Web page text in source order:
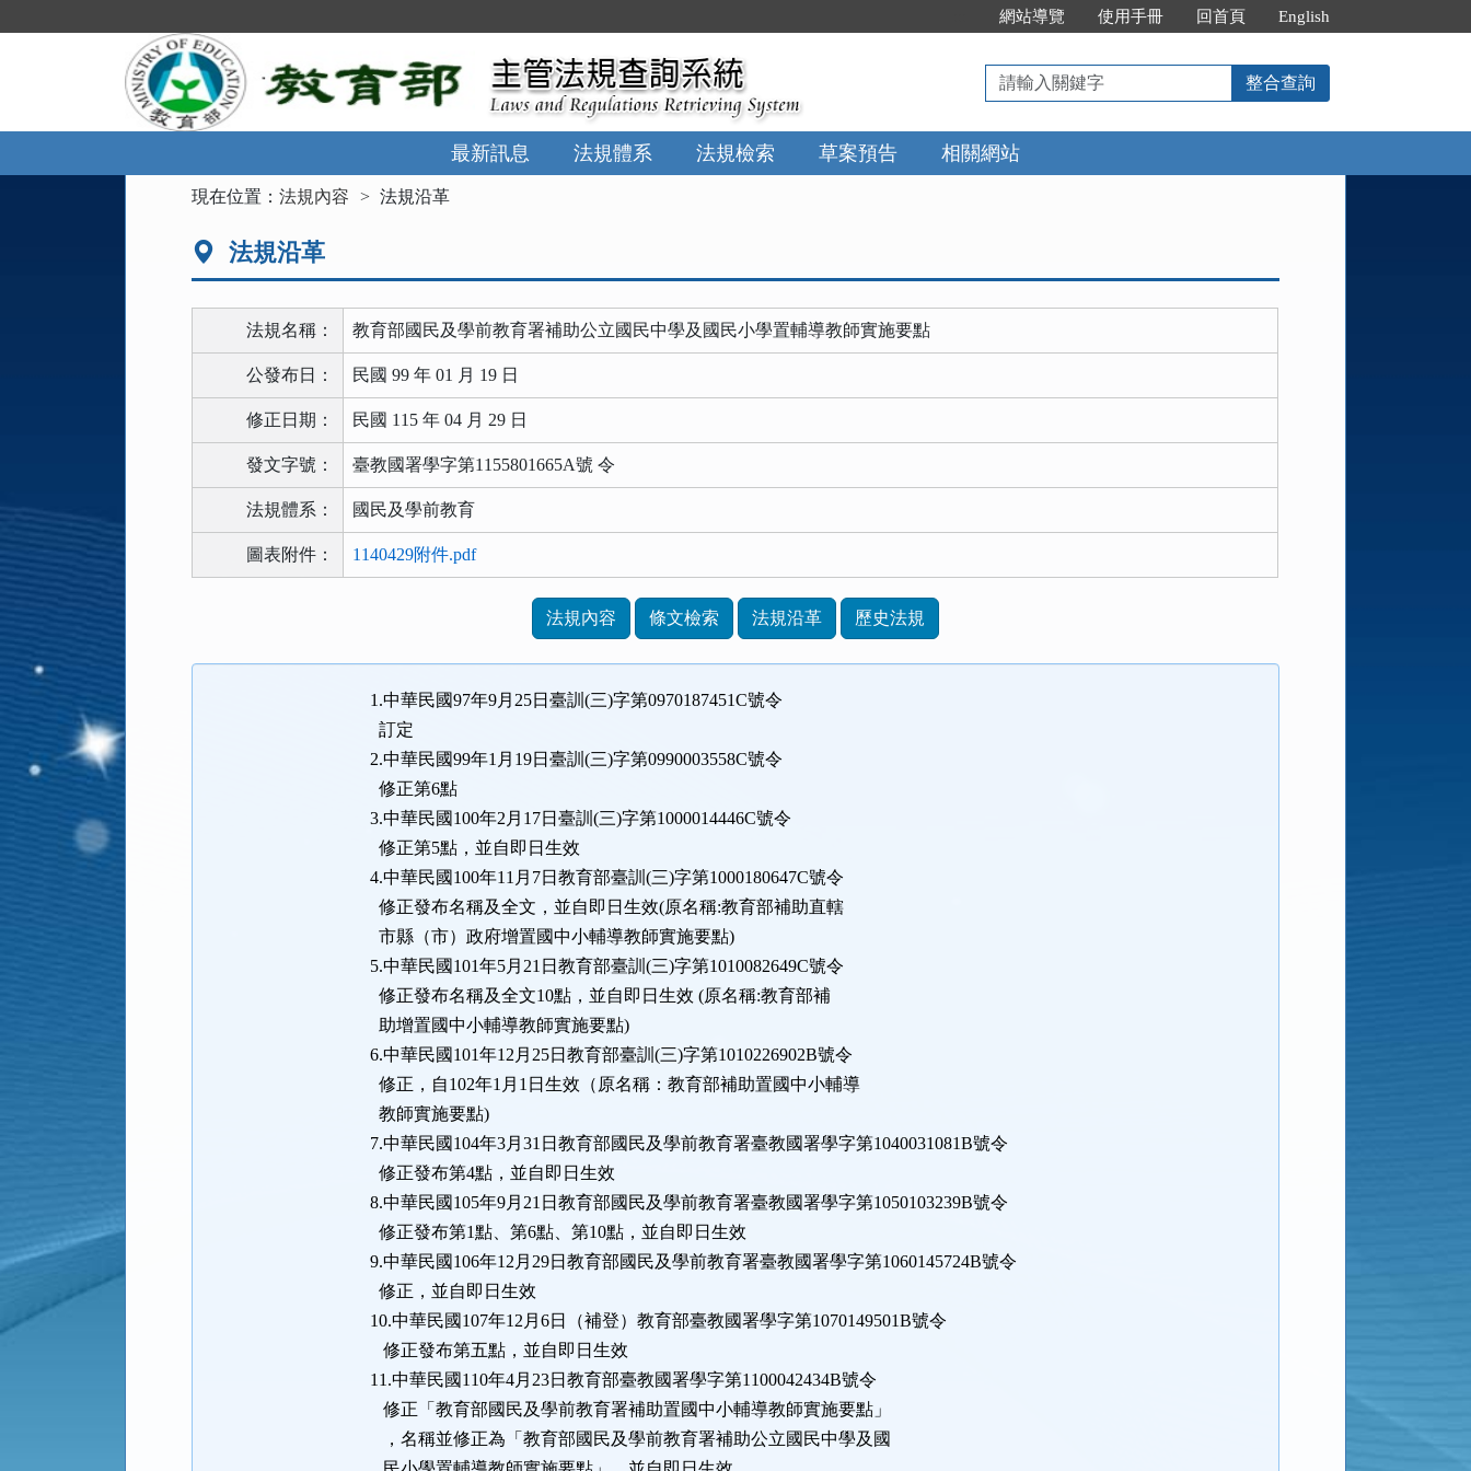
到
網站導覽 使用手冊 回首頁 English
請
輸
入
關
鍵
整合查詢
最新訊息 法規體系 法規檢索 草案預告 相關網站
現在位置：法規內容 法規沿革
法規沿革
法規名稱： 教育部國民及學前教育署補助公立國民中學及國民小學置輔導教師實施要點
公發布日： 民國 99 年 01 月 19 日
修正日期： 民國 115 年 04 月 29 日
發文字號： 臺教國署學字第1155801665A號 令
法規體系： 國民及學前教育
圖表附件： 1140429附件.pdf
功
法規內容 條文檢索 法規沿革 歷史法規
1.中華民國97年9月25日臺訓(三)字第0970187451C號令
訂定
2.中華民國99年1月19日臺訓(三)字第0990003558C號令
修正第6點
3.中華民國100年2月17日臺訓(三)字第1000014446C號令
修正第5點，並自即日生效
4.中華民國100年11月7日教育部臺訓(三)字第1000180647C號令
修正發布名稱及全文，並自即日生效(原名稱:教育部補助直轄
市縣（市）政府增置國中小輔導教師實施要點)
5.中華民國101年5月21日教育部臺訓(三)字第1010082649C號令
修正發布名稱及全文10點，並自即日生效 (原名稱:教育部補
助增置國中小輔導教師實施要點)
6.中華民國101年12月25日教育部臺訓(三)字第1010226902B號令
修正，自102年1月1日生效（原名稱：教育部補助置國中小輔導
教師實施要點)
7.中華民國104年3月31日教育部國民及學前教育署臺教國署學字第1040031081B號令
修正發布第4點，並自即日生效
8.中華民國105年9月21日教育部國民及學前教育署臺教國署學字第1050103239B號令
修正發布第1點、第6點、第10點，並自即日生效
9.中華民國106年12月29日教育部國民及學前教育署臺教國署學字第1060145724B號令
修正，並自即日生效
10.中華民國107年12月6日（補登）教育部臺教國署學字第1070149501B號令
修正發布第五點，並自即日生效
11.中華民國110年4月23日教育部臺教國署學字第1100042434B號令
修正「教育部國民及學前教育署補助置國中小輔導教師實施要點」
，名稱並修正為「教育部國民及學前教育署補助公立國民中學及國